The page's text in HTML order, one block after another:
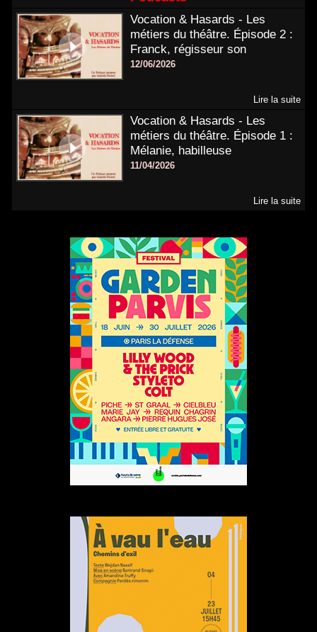
Vocation & Hasards - Les
métiers du théâtre. Épisode 2 :
Franck, régisseur son
12/06/2026
Lire la suite
Vocation & Hasards - Les
métiers du théâtre. Épisode 1 :
Mélanie, habilleuse
11/04/2026
Lire la suite